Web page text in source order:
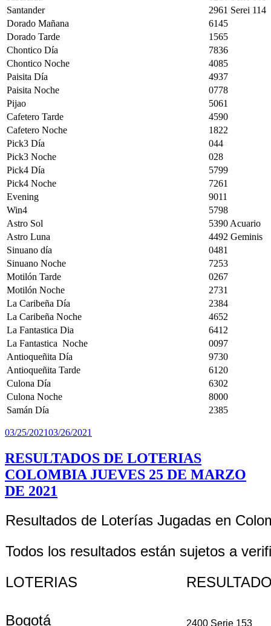
Santander
2961 Serei 114
Dorado Mañana
6145
Dorado Tarde
1565
Chontico Día
7836
Chontico Noche
4085
Paisita Día
4937
Paisita Noche
0778
Pijao
5061
Cafetero Tarde
4590
Cafetero Noche
1822
Pick3 Día
044
Pick3 Noche
028
Pick4 Día
5799
Pick4 Noche
7261
Evening
9011
Win4
5798
Astro Sol
5390 Acuario
Astro Luna
4492 Geminis
Sinuano día
0481
Sinuano Noche
7253
Motilón Tarde
0267
Motilón Noche
2731
La Caribeña Día
2384
La Caribeña Noche
4652
La Fantastica Dia
6412
La Fantastica Noche
0097
Antioqueñita Día
9730
Antioqueñita Tarde
6120
Culona Día
6302
Culona Noche
8000
Samán Día
2385
Publicado
03/25/202103/26/2021
RESULTADOS DE LOTERIAS
COLOMBIA JUEVES 25 DE MARZO
DE 2021
Resultados de Loterías Jugadas en
Todos los resultados están sujetos a
LOTERIAS
Bogotá 2400 Serie 153